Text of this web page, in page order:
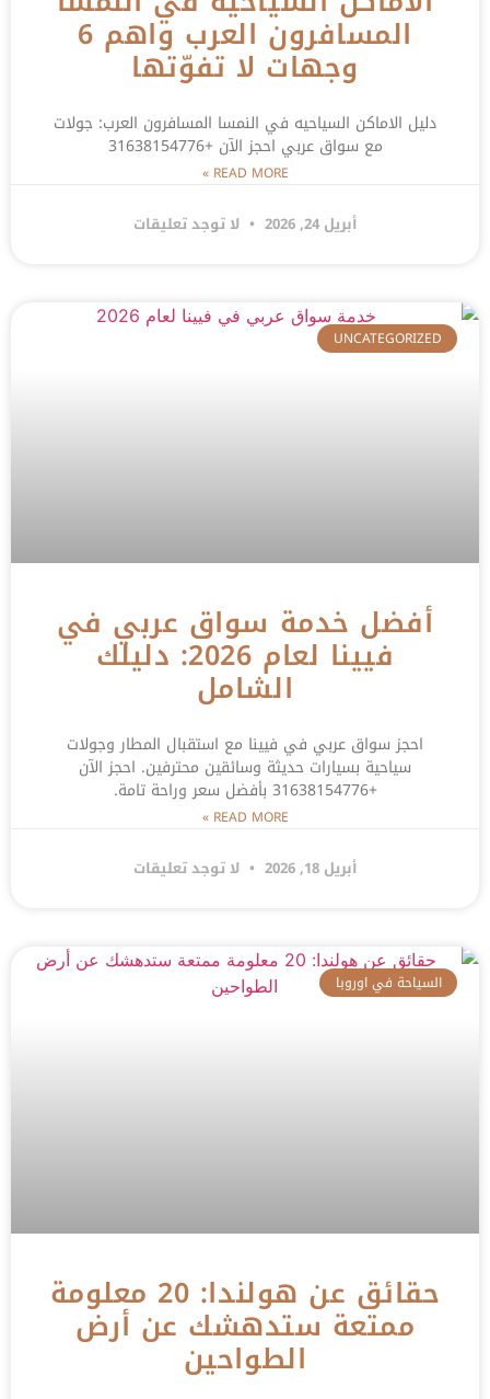
المسافرون العرب واهم 6
وجهات لا تفوّتها
دليل الاماكن السياحيه في النمسا المسافرون العرب: جولات
مع سواق عربي احجز الآن +31638154776
READ MORE »
أبريل 24, 2026 لا توجد تعليقات
UNCATEGORIZED
أفضل خدمة سواق عربي في
فيينا لعام 2026: دليلك
الشامل
احجز سواق عربي في فيينا مع استقبال المطار وجولات
سياحية بسيارات حديثة وسائقين محترفين. احجز الآن
+31638154776 بأفضل سعر وراحة تامة.
READ MORE »
أبريل 18, 2026 لا توجد تعليقات
السياحة في اوروبا
حقائق عن هولندا: 20 معلومة
ممتعة ستدهشك عن أرض
الطواحين